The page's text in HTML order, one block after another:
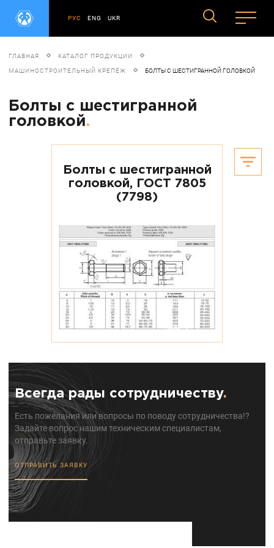
РУС ENG UKR
ГЛАВНАЯ КАТАЛОГ ПРОДУКЦИИ
МАШИНОСТРОИТЕЛЬНЫЙ КРЕПЁЖ БОЛТЫ С ШЕСТИГРАННОЙ ГОЛОВКОЙ
Болты с шестигранной
головкой.
Болты с шестигранной
головкой, ГОСТ 7805
(7798)
Всегда рады сотрудничеству.
Есть пожелания или вопросы по поводу сотрудничества!?
Задайте вопрос нашим техническим специалистам,
отправьте заявку.
ОТПРАВИТЬ ЗАЯВКУ